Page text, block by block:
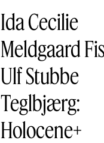
Ida Cecilie
Meldgaard
Ulf Stubbe
Teglbjærg:
Holocene+